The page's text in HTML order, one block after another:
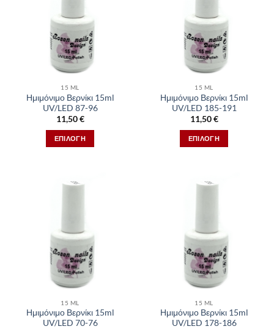
15 ML
Ημιμόνιμο Βερνίκι 15ml
UV/LED 87-96
11,50€
ΕΠΙΛΟΓΉ
επιλογές
μπορούν
να
επιλεγούν
σελίδα
του
15 ML
Ημιμόνιμο Βερνίκι 15ml
UV/LED 185-191
11,50€
ΕΠΙΛΟΓΉ
επιλογές
μπορούν
να
επιλεγούν
σελίδα
του
15 ML
Ημιμόνιμο Βερνίκι 15ml
UV/LED 70-76
15 ML
Ημιμόνιμο Βερνίκι 15ml
UV/LED 178-186